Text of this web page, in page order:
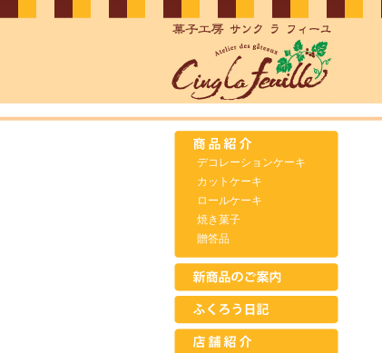
デコレーションケーキ
カットケーキ
ロールケーキ
焼き菓子
贈答品